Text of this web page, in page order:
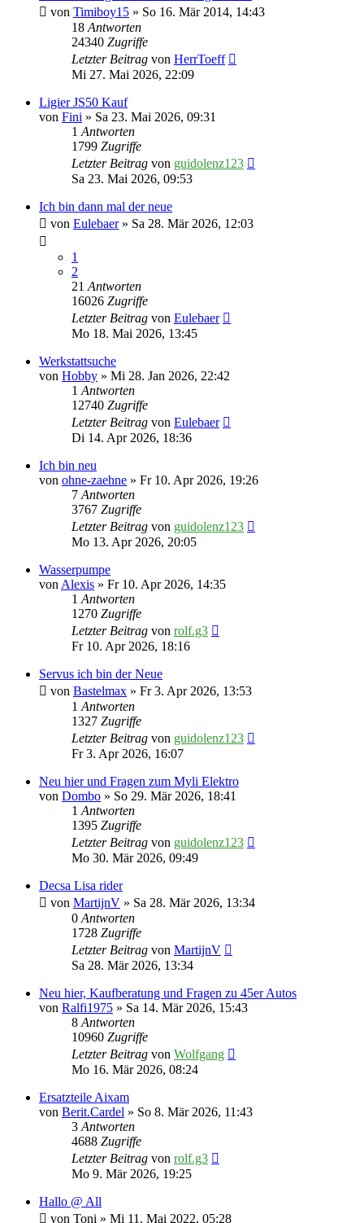
von Timiboy15 » So 16. Mär 2014, 14:43
18Antworten
24340 Zugriffe
Letzter Beitrag von HerrToeff
Mi 27. Mai 2026, 22:09
Ligier JS50 Kauf
von Fini » Sa 23. Mai 2026, 09:31
1Antworten
1799 Zugriffe
Letzter Beitrag von guidolenz123
Sa 23. Mai 2026, 09:53
Ich bin dann mal der neue
von Eulebaer» Sa 28. Mär 2026, 12:03
1
2
21Antworten
16026 Zugriffe
Letzter Beitrag von Eulebaer
Mo 18. Mai 2026, 13:45
Werkstattsuche
von Hobby » Mi 28. Jan 2026, 22:42
1Antworten
12740 Zugriffe
Letzter Beitrag von Eulebaer
Di 14. Apr 2026, 18:36
Ich bin neu
von ohne-zaehne » Fr 10. Apr 2026, 19:26
7Antworten
3767 Zugriffe
Letzter Beitrag von guidolenz123
Mo 13. Apr 2026, 20:05
Wasserpumpe
vonAlexis » Fr 10. Apr 2026, 14:35
1Antworten
1270 Zugriffe
Letzter Beitrag von rolf.g3
Fr 10. Apr 2026, 18:16
Servus ich bin der Neue
von Bastelmax » Fr 3. Apr 2026, 13:53
1Antworten
1327 Zugriffe
Letzter Beitrag von guidolenz123
Fr 3. Apr 2026, 16:07
Neu hier und Fragen zum Myli Elektro
von Dombo » So 29. Mär 2026, 18:41
1Antworten
1395 Zugriffe
Letzter Beitrag von guidolenz123
Mo 30. Mär 2026, 09:49
Decsa Lisa rider
von MartijnV » Sa 28. Mär 2026, 13:34
0Antworten
1728 Zugriffe
Letzter Beitrag von MartijnV
Sa 28. Mär 2026, 13:34
Neu hier, Kaufberatung und Fragen zu 45er Autos
von Ralfi1975 » Sa 14. Mär 2026, 15:43
8Antworten
10960 Zugriffe
Letzter Beitrag von Wolfgang
Mo 16. Mär 2026, 08:24
Ersatzteile Aixam
von Berit.Cardel » So 8. Mär 2026, 11:43
3Antworten
4688 Zugriffe
Letzter Beitrag von rolf.g3
Mo 9. Mär 2026, 19:25
Hallo @ All
von Toni » Mi 11. Mai 2022, 05:28